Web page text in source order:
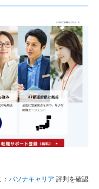
パソナキャリア 評判を確認